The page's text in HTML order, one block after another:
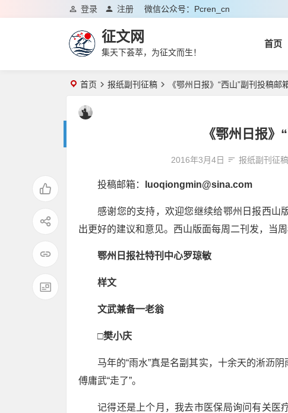
微信公众号：pcren_cn
登录 注册
征文网
集天下荟萃，为征文而生！
首页
首页 报纸副刊征稿 《鄂州日报》“西山”副刊投稿邮
《鄂州日报
2016年3月4日 报纸副刊征稿
投稿邮箱： luoqiongmin@sina.com
感谢您的支持，欢迎您继续给鄂州日报西山
出更好的建议和意见。西山版面每周二刊发，当
鄂州日报社特刊中心罗琼敏
样文
文武兼备一老翁
□樊小庆
马年的“雨水”真是名副其实，十余天的淅沥
傅庸武“走了”。
记得还是上个月，我去市医保局询问有关医